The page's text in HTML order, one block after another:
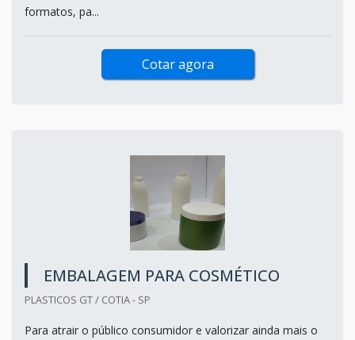
formatos, pa...
Cotar agora
EMBALAGEM PARA COSMÉTICO
PLASTICOS GT / COTIA - SP
Para atrair o público consumidor e valorizar ainda mais o